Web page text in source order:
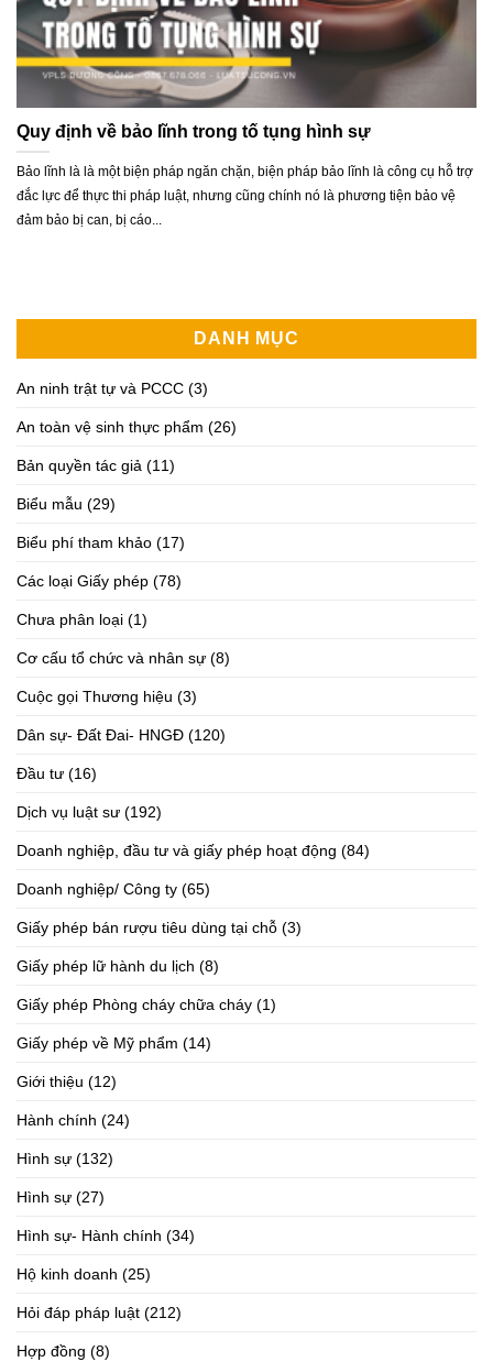
Quy định về bảo lĩnh trong tố tụng hình sự
Bảo lĩnh là là một biện pháp ngăn chặn, biện pháp bảo lĩnh là công cụ hỗ trợ
đắc lực để thực thi pháp luật, nhưng cũng chính nó là phương tiện bảo vệ
đảm bảo bị can, bị cáo...
DANH MỤC
An ninh trật tự và PCCC (3)
An toàn vệ sinh thực phẩm (26)
Bản quyền tác giả (11)
Biểu mẫu (29)
Biểu phí tham khảo (17)
Các loại Giấy phép (78)
Chưa phân loại (1)
Cơ cấu tổ chức và nhân sự (8)
Cuộc gọi Thương hiệu (3)
Dân sự- Đất Đai- HNGĐ (120)
Đầu tư (16)
Dịch vụ luật sư (192)
Doanh nghiệp, đầu tư và giấy phép hoạt động (84)
Doanh nghiệp/ Công ty (65)
Giấy phép bán rượu tiêu dùng tại chỗ (3)
Giấy phép lữ hành du lịch (8)
Giấy phép Phòng cháy chữa cháy (1)
Giấy phép về Mỹ phẩm (14)
Giới thiệu (12)
Hành chính (24)
Hình sự (132)
Hình sự (27)
Hình sự- Hành chính (34)
Hộ kinh doanh (25)
Hỏi đáp pháp luật (212)
Hợp đồng (8)